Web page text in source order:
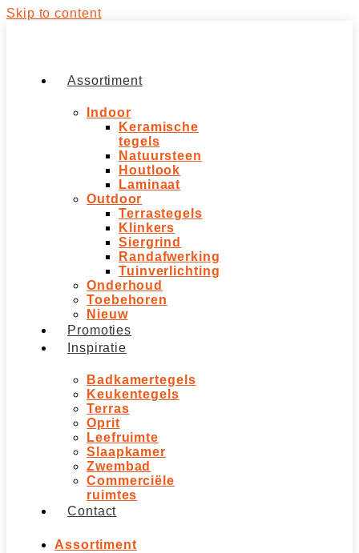
Skip to content
Assortiment
Indoor
Keramische
tegels
Natuursteen
Houtlook
Laminaat
Outdoor
Terrastegels
Klinkers
Siergrind
Randafwerking
Tuinverlichting
Onderhoud
Toebehoren
Nieuw
Promoties
Inspiratie
Badkamertegels
Keukentegels
Terras
Oprit
Leefruimte
Slaapkamer
Zwembad
Commerciële
ruimtes
Contact
Assortiment